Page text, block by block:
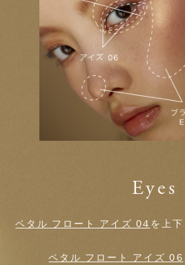
Eyes
ペタル フロート アイズ 04 を上
ペタル フロート アイズ 06